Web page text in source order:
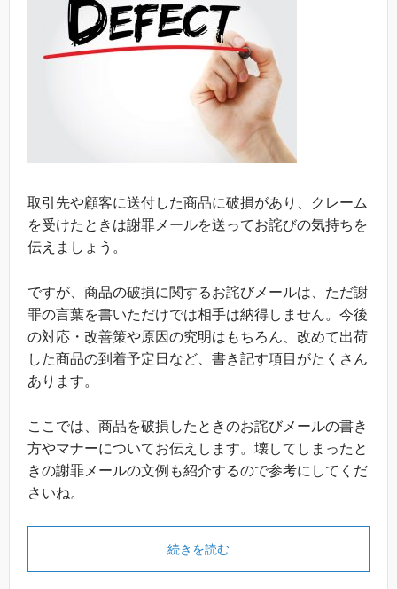
取引先や顧客に送付した商品に破損があり、クレーム
を受けたときは謝罪メールを送ってお詫びの気持ちを
伝えましょう。
ですが、商品の破損に関するお詫びメールは、ただ謝
罪の言葉を書いただけでは相手は納得しません。今後
の対応・改善策や原因の究明はもちろん、改めて出荷
した商品の到着予定日など、書き記す項目がたくさん
あります。
ここでは、商品を破損したときのお詫びメールの書き
方やマナーについてお伝えします。壊してしまったと
きの謝罪メールの文例も紹介するので参考にしてくだ
さいね。
続きを読む